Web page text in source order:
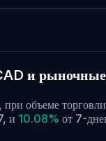
и
объеме
и 10.08% от 7-